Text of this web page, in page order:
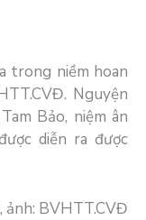
trong niềm hoan
Nguyện
Bảo, niệm ân
diễn ra được
ảnh: BVHTT.CVĐ